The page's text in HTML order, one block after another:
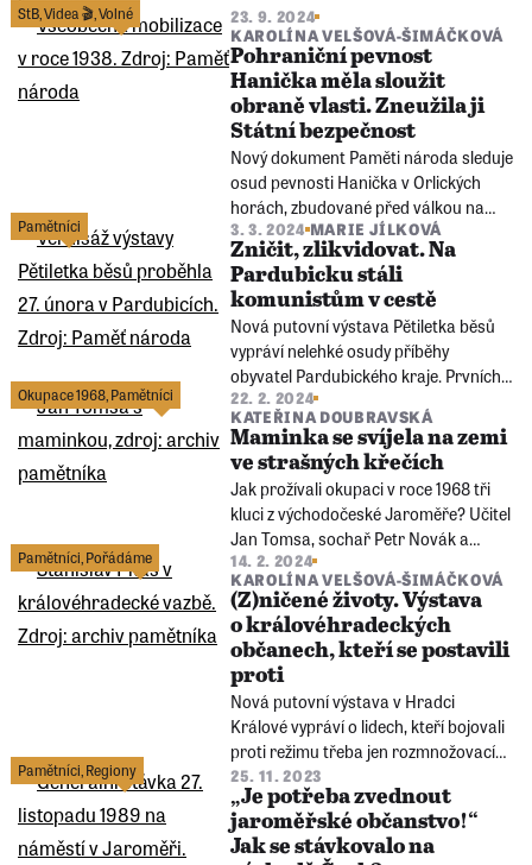
mnoha dalších pardubických událostí
prohlédnete ve fotogalerii pod
článkem.
StB,Videa 🎬,Volné
23. 9. 2024
KAROLÍNA VELŠOVÁ-ŠIMÁČKOVÁ
Pohraniční pevnost
Hanička měla sloužit
obraně vlasti. Zneužila ji
Státní bezpečnost
Nový dokument Paměti národa sleduje
osud pevnosti Hanička v Orlických
horách, zbudované před válkou na
obranu proti Německu. Nedostala
šanci splnit svůj původní účel, měla
sloužit jako sklad zeleniny, kryt pro
vyvolené i místo dostaveníček
komunistických špionů.
Pamětníci 3. 3. 2024 MARIE JÍLKOVÁ
Zničit, zlikvidovat. Na
Pardubicku stáli
komunistům v cestě
Nová putovní výstava Pětiletka běsů
vypráví nelehké osudy příběhy
obyvatel Pardubického kraje. Prvních
pět let nastolování komunistické
diktatury totiž přineslo zmařené životy
a utrpení, ale také odvahu a vzdor
těch, kteří se režimu nechtěli
přizpůsobit.
Okupace 1968,Pamětníci
22. 2. 2024
KATEŘINA DOUBRAVSKÁ
Maminka se svíjela na zemi
ve strašných křečích
Jak prožívali okupaci v roce 1968 tři
kluci z východočeské Jaroměře? Učitel
Jan Tomsa, sochař Petr Novák a
živnostník Jaroslav Adámek vpád
cizích tanků vnímali intenzivně a
podíleli se na zoufalých pokusech lidí
situaci zvrátit.
Pamětníci,Pořádáme
14. 2. 2024
KAROLÍNA VELŠOVÁ-ŠIMÁČKOVÁ
(Z)ničené životy. Výstava
o královéhradeckých
občanech, kteří se postavili
proti
Nová putovní výstava v Hradci
Králové vypráví o lidech, kteří bojovali
proti režimu třeba jen rozmnožovacím
či psacím strojem. Za své postoje ale
vždy tvrdě zaplatili.
Pamětníci,Regiony 25. 11. 2023
„Je potřeba zvednout
jaroměřské občanstvo!“
Jak se stávkovalo na